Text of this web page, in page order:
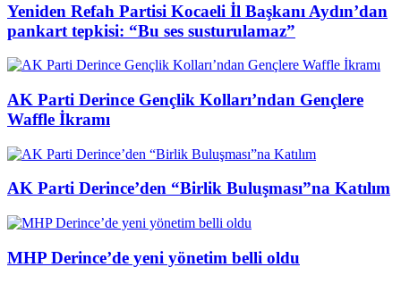
Yeniden Refah Partisi Kocaeli İl Başkanı Aydın’dan
pankart tepkisi: “Bu ses susturulamaz”
AK Parti Derince Gençlik Kolları’ndan Gençlere
Waffle İkramı
AK Parti Derince’den “Birlik Buluşması”na Katılım
MHP Derince’de yeni yönetim belli oldu